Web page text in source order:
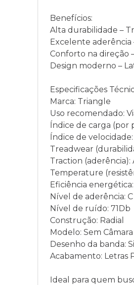
Benefícios:
Alta durabilidade –
Excelente aderência
Conforto na direção
Design moderno –
Especificações
Marca: Triangle
Uso recomendado:
Índice de carga (por
Índice de
Treadwear
Traction (aderência):
Temperature
Eficiência energética:
Nível de aderência: C
Nível de ruído: 71Db
Construção: Radial
Modelo: Sem Câmara
Desenho da banda:
Acabamento: Letras
Ideal para quem